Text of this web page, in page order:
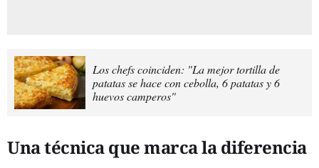
Los chefs coinciden: "La mejor tortilla de
patatas se hace con cebolla, 6 patatas y 6
huevos camperos"
Una técnica que marca la diferencia